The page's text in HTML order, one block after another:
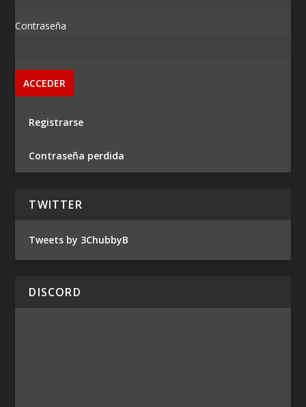
Contraseña
Registrarse
Contraseña perdida
TWITTER
Tweets by 3ChubbyB
DISCORD